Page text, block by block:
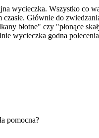
wycieczka. Wszystko co
czasie. Głównie do
błotne" czy "płonące
wycieczka godna
pomocna?